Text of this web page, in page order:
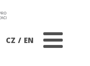
CZ / EN